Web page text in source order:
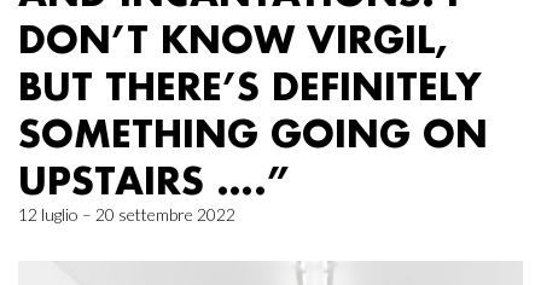
DON’T KNOW VIRGIL,
BUT THERE’S DEFINITELY
SOMETHING GOING ON
UPSTAIRS ….”
12 luglio – 20 settembre 2022